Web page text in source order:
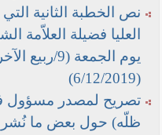
نص الخطبة الثانية التي
العليا فضيلة العلاّمة
(6/12/2019)
تصريح لمصدر مسؤول
ظلّه) حول بعض ما نُشر